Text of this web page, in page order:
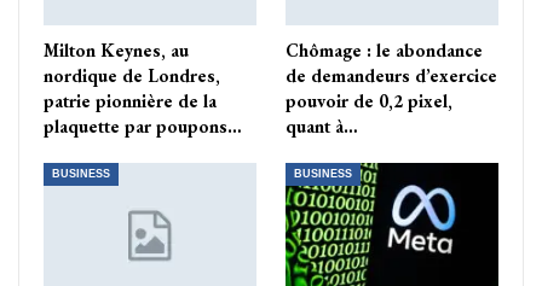
Milton Keynes, au
nordique de Londres,
patrie pionnière de la
plaquette par poupons…
Chômage : le abondance
de demandeurs d’exercice
pouvoir de 0,2 pixel,
quant à…
BUSINESS BUSINESS